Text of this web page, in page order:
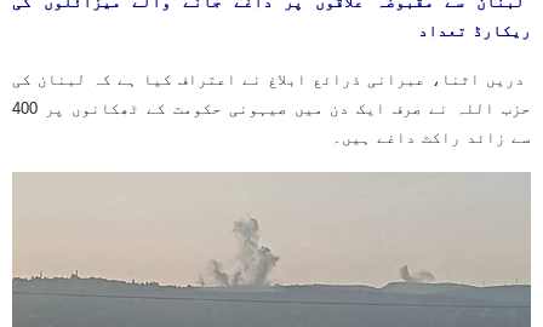
ریکارڈ تعداد
دریں اثنا، عبرانی ذرائع ابلاغ نے اعتراف کیا ہے کہ لبنان کی
حزب اللہ نے صرف ایک دن میں صیہونی حکومت کے ٹھکانوں پر 400
سے زائد راکٹ داغے ہیں۔